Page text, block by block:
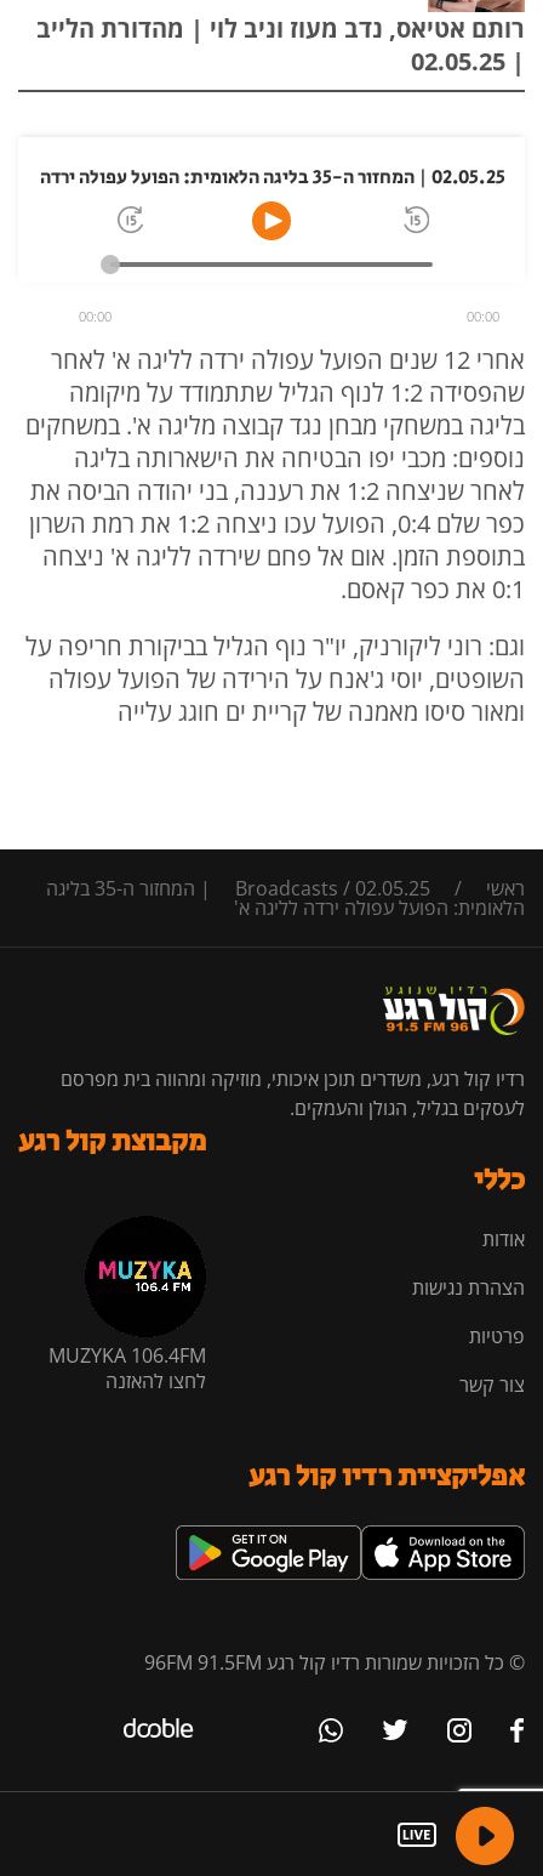
רותם אטיאס, נדב מעוז וניב לוי | מהדורת הלייב
| 02.05.25
02.05.25 | המחזור ה-35 בליגה הלאומית: הפועל עפולה ירדה לליגה א'
00:00
00:00
אחרי 12 שנים הפועל עפולה ירדה לליגה א' לאחר
שהפסידה 1:2 לנוף הגליל שתתמודד על מיקומה
בליגה במשחקי מבחן נגד קבוצה מליגה א'. במשחקים
נוספים: מכבי יפו הבטיחה את הישארותה בליגה
לאחר שניצחה 1:2 את רעננה, בני יהודה הביסה את
כפר שלם 0:4, הפועל עכו ניצחה 1:2 את רמת השרון
בתוספת הזמן. אום אל פחם שירדה לליגה א' ניצחה
0:1 את כפר קאסם.
וגם: רוני ליקורניק, יו"ר נוף הגליל בביקורת חריפה על
השופטים, יוסי ג'אנח על הירידה של הפועל עפולה
ומאור סיסו מאמנה של קריית ים חוגג עלייה
ראשי /
Broadcasts / 02.05.25 | המחזור ה-35 בליגה
הלאומית: הפועל עפולה ירדה לליגה א'
רדיו קול רגע, משדרים תוכן איכותי, מוזיקה ומהווה בית מפרסם
לעסקים בגליל, הגולן והעמקים.
כללי
אודות
הצהרת נגישות
פרטיות
צור קשר
מקבוצת קול רגע
MUZYKA 106.4FM
לחצו להאזנה
אפליקציית רדיו קול רגע
© כל הזכויות שמורות רדיו קול רגע 96FM 91.5FM